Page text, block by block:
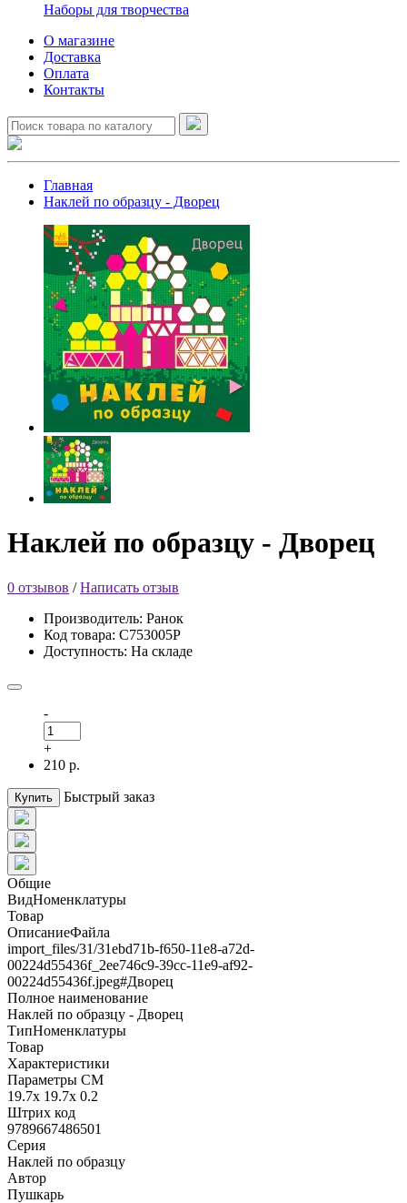
Наборы для творчества
О магазине
Доставка
Оплата
Контакты
Главная
Наклей по образцу - Дворец
Наклей по образцу - Дворец
0 отзывов /Написать отзыв
Производитель: Ранок
Код товара: С753005Р
Доступность: На складе
-
+
210 р.
Купить Быстрый заказ
Общие
ВидНоменклатуры
Товар
ОписаниеФайла
import_files/31/31ebd71b-f650-11e8-a72d-
00224d55436f_2ee746c9-39cc-11e9-af92-
00224d55436f.jpeg#Дворец
Полное наименование
Наклей по образцу - Дворец
ТипНоменклатуры
Товар
Характеристики
Параметры СМ
19.7x 19.7x 0.2
Штрих код
9789667486501
Серия
Наклей по образцу
Автор
Пушкарь